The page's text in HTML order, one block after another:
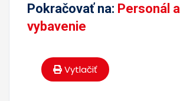
Pokračovať na: Personál a
vybavenie
Vytlačiť